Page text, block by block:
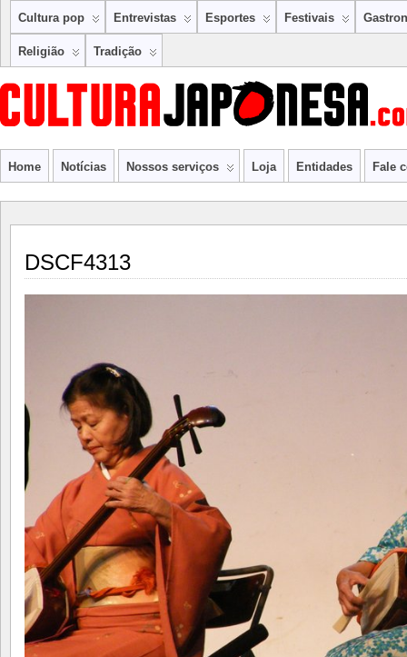
Cultura pop Entrevistas Esportes Festivais
Religião Tradição
Home Notícias Nossos serviços Loja Entidades Fale
DSCF4313